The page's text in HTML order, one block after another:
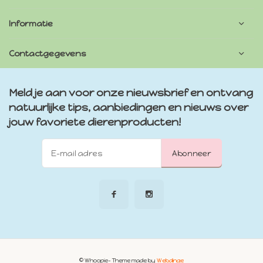
Informatie
Contactgegevens
Meld je aan voor onze nieuwsbrief en ontvang
natuurlijke tips, aanbiedingen en nieuws over
jouw favoriete dierenproducten!
Abonneer
© Whoopie- Theme made by Webdinge